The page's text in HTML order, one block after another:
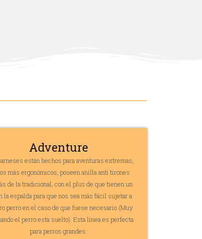
Adventure
están hechos para aventuras extremas,
más ergonómicos, poseen anilla anti tirones
de la tradicional, con el plus de que tienen un
la espalda para que nos sea más fácil sujetar a
perro en el caso de que fuese necesario (Muy
el perro esta suelto). Esta línea es perfecta
para perros grandes.